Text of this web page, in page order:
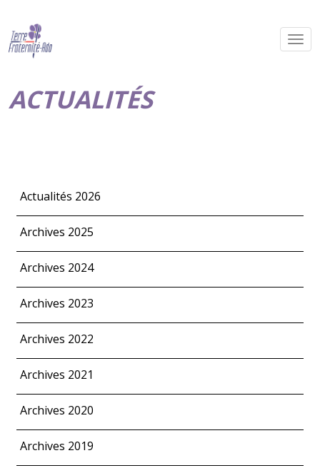
ACTUALITÉS
Actualités 2026
Archives 2025
Archives 2024
Archives 2023
Archives 2022
Archives 2021
Archives 2020
Archives 2019